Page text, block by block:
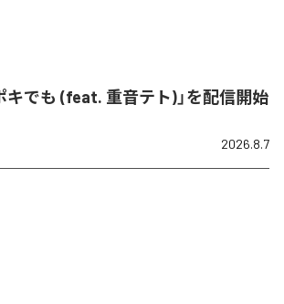
キでも (feat. 重音テト)」を配信開始
2026.8.7